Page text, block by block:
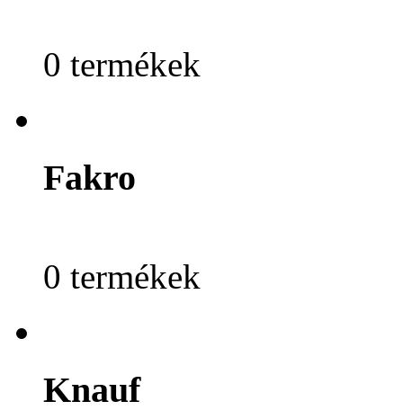
0 termékek
Fakro
0 termékek
Knauf